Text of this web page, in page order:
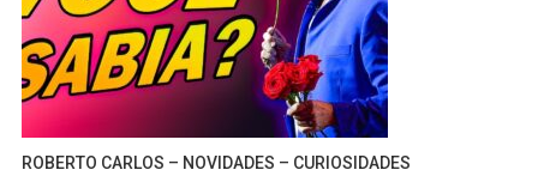
ROBERTO CARLOS – NOVIDADES – CURIOSIDADES